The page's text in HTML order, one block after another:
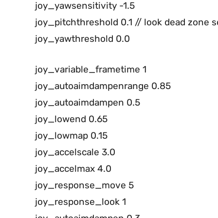
joy_yawsensitivity -1.5
joy_pitchthreshold 0.1 // look dead zone
joy_yawthreshold 0.0
joy_variable_frametime 1
joy_autoaimdampenrange 0.85
joy_autoaimdampen 0.5
joy_lowend 0.65
joy_lowmap 0.15
joy_accelscale 3.0
joy_accelmax 4.0
joy_response_move 5
joy_response_look 1